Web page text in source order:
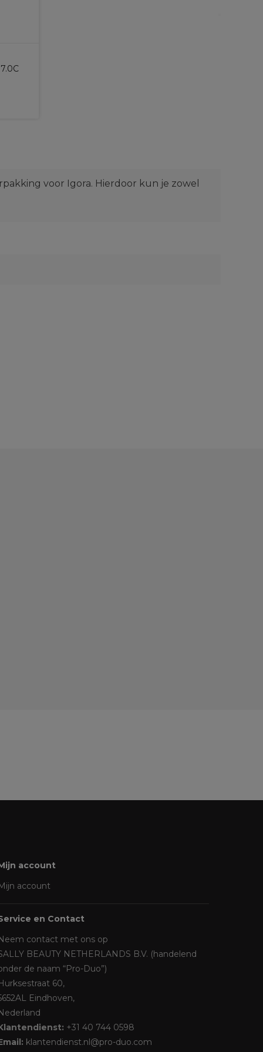
voor Igora. Hierdoor kun je zowel
account
account
en Contact
contact met ons op
BEAUTY NETHERLANDS B.V. (handelend
de naam “Pro-Duo”)
60,
Eindhoven,
+31 40 744 0598
klantendienst.nl@pro-duo.com